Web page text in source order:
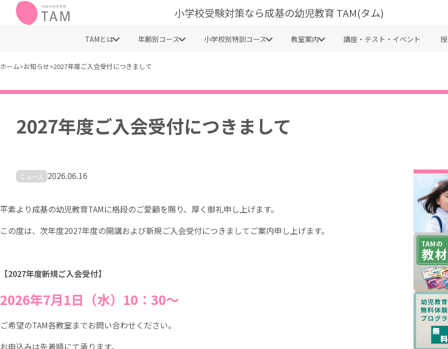
小学校受験対策なら成基の幼児教育 TAM(タム)
TAMとは 年齢別コース 小学校別特訓コース 教室案内 講座・テスト・イベント
ホーム>お知らせ>2027年度ご入会受付につきまして
2027年度ご入会受付につきまして
ニュース 2026.06.16
平素より成基の幼児教育TAMに格段のご愛顧を賜り、厚く御礼申し上げます。
この度は、次年度2027年度の開講および新規ご入会受付につきましてご案内申し上げます。
【2027年度新規ご入会受付】
2026年7月1日（水）10：30～
ご希望のTAM各教室までお問い合わせください。
お申込みは先着順にて承ります。